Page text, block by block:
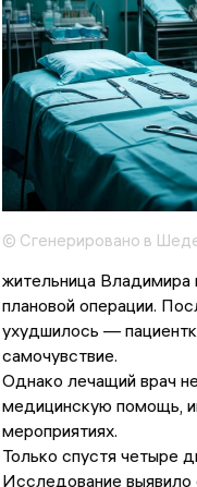
© Сгенерировано в
жительница Владимира
плановой операции.
ухудшилось —
самочувствие.
Однако лечащий врач
медицинскую помощь,
мероприятиях.
Только спустя четыре
Исследование